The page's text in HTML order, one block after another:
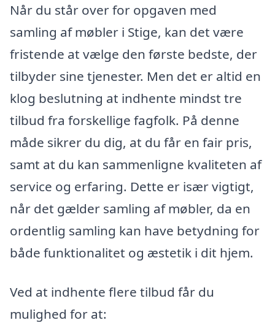
Når du står over for opgaven med
samling af møbler i Stige, kan det være
fristende at vælge den første bedste, der
tilbyder sine tjenester. Men det er altid en
klog beslutning at indhente mindst tre
tilbud fra forskellige fagfolk. På denne
måde sikrer du dig, at du får en fair pris,
samt at du kan sammenligne kvaliteten af
service og erfaring. Dette er især vigtigt,
når det gælder samling af møbler, da en
ordentlig samling kan have betydning for
både funktionalitet og æstetik i dit hjem.
Ved at indhente flere tilbud får du
mulighed for at: